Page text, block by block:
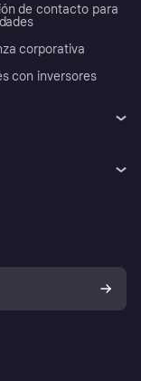
de contacto para
corporativa
con inversores